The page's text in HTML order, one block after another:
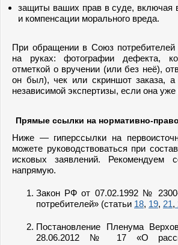
защиты ваших прав в суде, включая
и компенсации морального вреда.
При обращении в Союз потребителей
на руках: фотографии дефекта,
отметкой о вручении (или без неё),
он был), чек или скриншот заказа, а
независимой экспертизы, если она уже
Прямые ссылки на нормативно-
Ниже — гиперссылки на
можете руководствоваться при
исковых заявлений. Рекомендуем
напрямую.
Закон РФ от 07.02.1992 №
потребителей» (статьи 18, 19, 21,
Постановление Пленума
28.06.2012 № 17 «О